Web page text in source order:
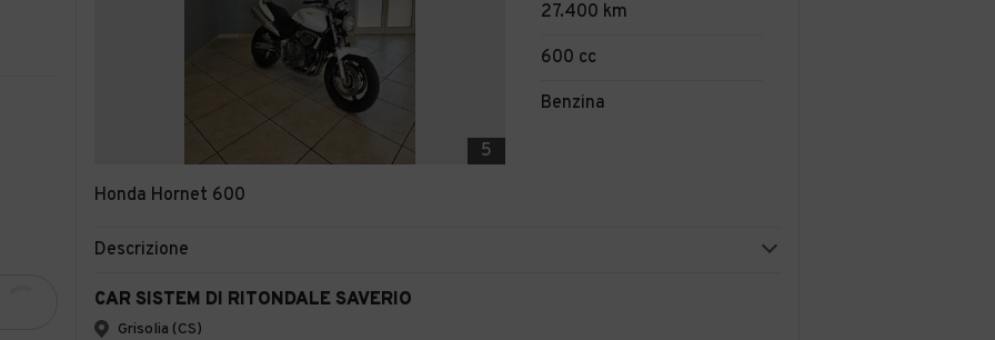
5
Honda Hornet 600
27.400 km
600 cc
Benzina
Descrizione
CAR SISTEM DI RITONDALE SAVERIO
Grisolia (CS)